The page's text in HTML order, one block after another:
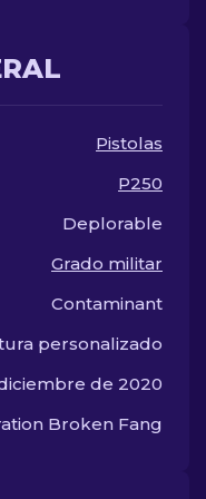
Pistolas
P250
Deplorable
Grado militar
Contaminant
personalizado
de 2020
Broken Fang